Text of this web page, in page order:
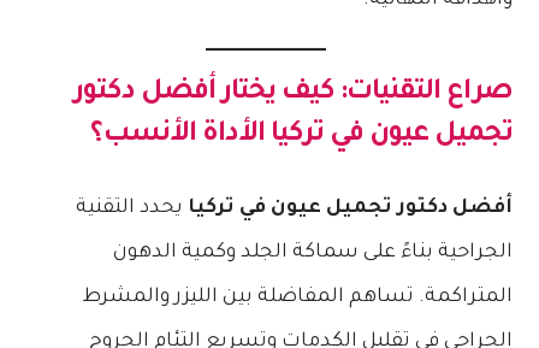
صراع التقنيات: كيف يختارأفضل دكتور
تجميل عيون في تركيا الأداة الأنسب؟
أفضل دكتور تجميل عيون في تركيا يحدد التقنية
الجراحية بناءً على سماكة الجلد وكمية الدهون
المتراكمة. تساهم المفاضلة بين الليزر والمشرط
الجراحي في تقليل الكدمات وتسريع التئام الجروح